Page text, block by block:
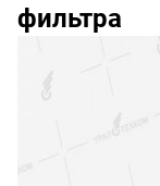
фильтра